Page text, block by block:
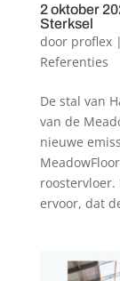
2 oktober
Sterksel
door proflex|
Referenties
De stal van
van de
nieuwe
roostervloer.
ervoor, dat